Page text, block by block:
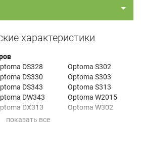
характеристики
DS328
DS330
DS343
DW343
DX313
DX328
Optoma S302
Optoma S303
Optoma S313
Optoma W2015
Optoma W302